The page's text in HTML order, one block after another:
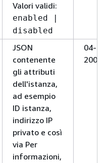
Valori validi:
enabled |
disabled
JSON
contenente
gli attributi
dell'istanza,
ad esempio
ID istanza,
indirizzo IP
privato e così
via Per
informazioni,
04-
2009